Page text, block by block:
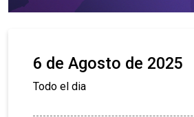
6 de Agosto de 2025
Todo el dia